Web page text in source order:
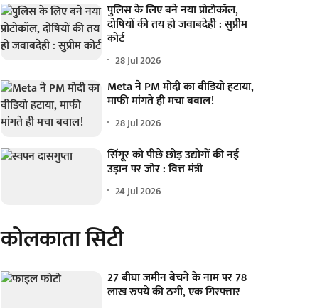
पुलिस के लिए बने नया प्रोटोकॉल,
दोषियों की तय हो जवाबदेही : सुप्रीम
कोर्ट
28 Jul 2026
Meta ने PM मोदी का वीडियो हटाया,
माफी मांगते ही मचा बवाल!
28 Jul 2026
सिंगूर को पीछे छोड़ उद्योगों की नई
उड़ान पर जोर : वित्त मंत्री
24 Jul 2026
कोलकाता सिटी
27 बीघा जमीन बेचने के नाम पर 78
लाख रुपये की ठगी, एक गिरफ्तार